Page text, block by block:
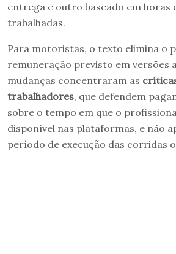
entrega e outro baseado em horas
trabalhadas.
Para motoristas, o texto elimina o
remuneração previsto em versões
mudanças concentraram as
trabalhadores, que defendem
sobre o tempo em que o
disponível nas plataformas, e não
período de execução das corridas